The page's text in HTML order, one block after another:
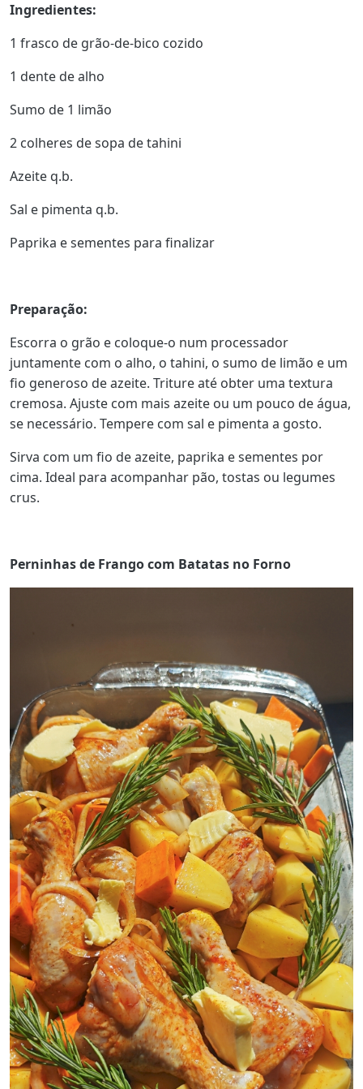
Ingredientes:
1 frasco de grão-de-bico cozido
1 dente de alho
Sumo de 1 limão
2 colheres de sopa de tahini
Azeite q.b.
Sal e pimenta q.b.
Paprika e sementes para finalizar
Preparação:
Escorra o grão e coloque-o num processador
juntamente com o alho, o tahini, o sumo de limão e um
fio generoso de azeite. Triture até obter uma textura
cremosa. Ajuste com mais azeite ou um pouco de água,
se necessário. Tempere com sal e pimenta a gosto.
Sirva com um fio de azeite, paprika e sementes por
cima. Ideal para acompanhar pão, tostas ou legumes
crus.
Perninhas de Frango com Batatas no Forno